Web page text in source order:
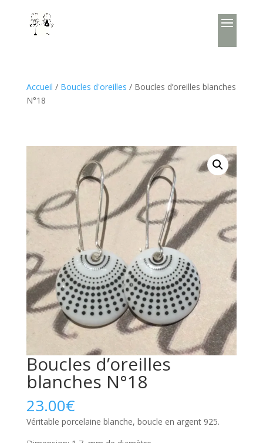
Accueil / Boucles d'oreilles / Boucles d’oreilles blanches
N°18
Boucles d’oreilles
blanches N°18
23.00€
Véritable porcelaine blanche, boucle en argent 925.